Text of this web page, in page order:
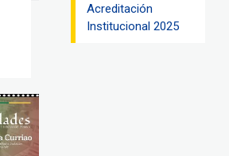
Acreditación
Institucional 2025